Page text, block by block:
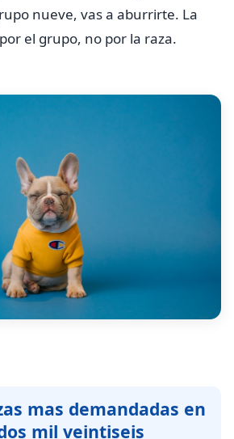
nueve, vas a aburrirte. La
el grupo, no por la raza.
mas demandadas en
mil veintiseis